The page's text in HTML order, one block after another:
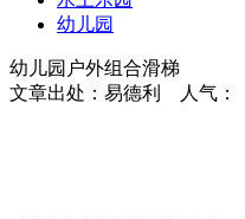
幼儿园
幼儿园户外组合滑梯
文章出处：易德利 人气：